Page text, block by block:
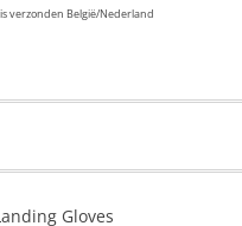
verzonden België/Nederland
Gloves